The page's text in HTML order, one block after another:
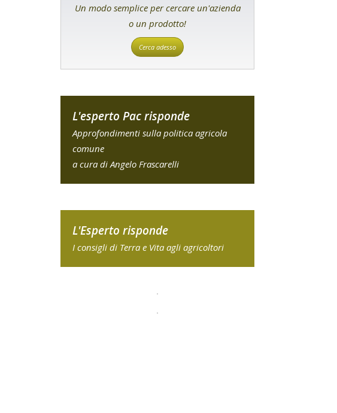
Un modo semplice per cercare un'azienda
o un prodotto!
Cerca adesso
L'esperto Pac risponde
Approfondimenti sulla politica agricola
comune
a cura di Angelo Frascarelli
L'Esperto risponde
I consigli di Terra e Vita agli agricoltori